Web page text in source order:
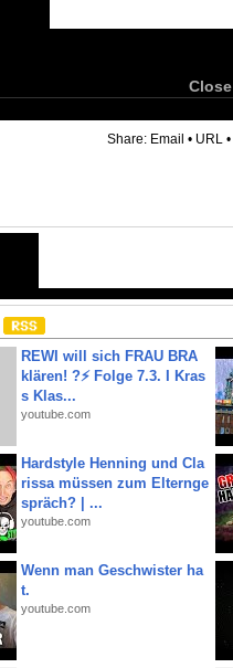
Close
Share: Email • URL •
REWI will sich FRAU BRA
klären! ?⚡️ Folge 7.3. I Kras
s Klas...
youtube.com
Hardstyle Henning und Cla
rissa müssen zum Elternge
spräch? | ...
youtube.com
Wenn man Geschwister ha
t.
youtube.com